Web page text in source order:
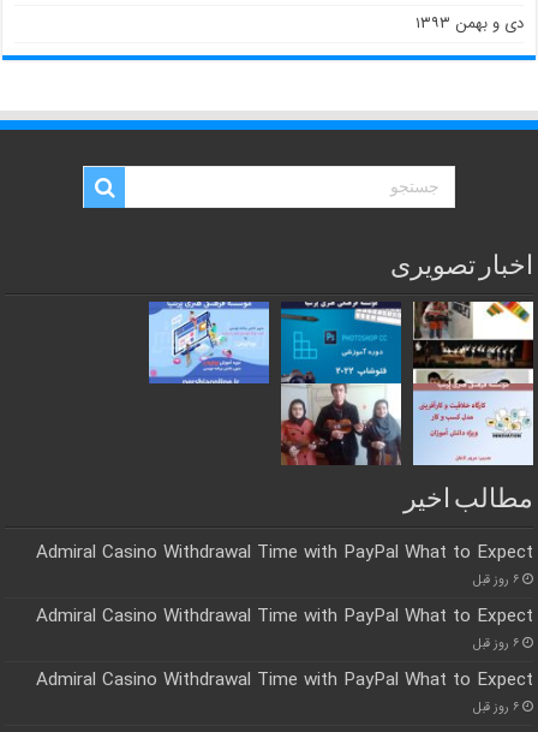
دی و بهمن ۱۳۹۳
اخبار تصویری
مطالب اخیر
Admiral Casino Withdrawal Time with PayPal What to Expect
۶ روز قبل
Admiral Casino Withdrawal Time with PayPal What to Expect
۶ روز قبل
Admiral Casino Withdrawal Time with PayPal What to Expect
۶ روز قبل